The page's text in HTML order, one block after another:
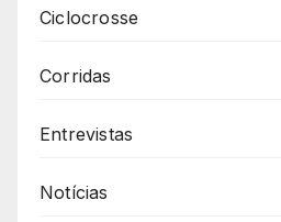
Ciclocrosse
Corridas
Entrevistas
Notícias